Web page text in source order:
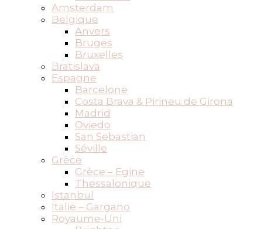
Amsterdam
Belgique
Anvers
Bruges
Bruxelles
Bratislava
Espagne
Barcelone
Costa Brava & Pirineu de Girona
Madrid
Oviedo
San Sebastian
Séville
Grèce
Grèce – Egine
Thessalonique
Istanbul
Italie – Gargano
Royaume-Uni